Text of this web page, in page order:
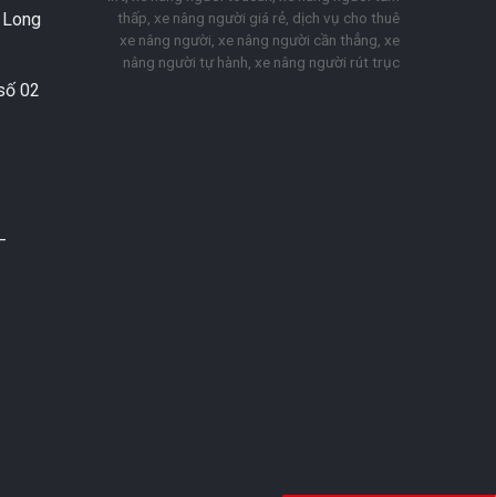
02
thấp, xe nâng người giá rẻ, dịch vụ cho thuê
xe nâng người, xe nâng người cần thẳng, xe
nâng người tự hành, xe nâng người rút trục